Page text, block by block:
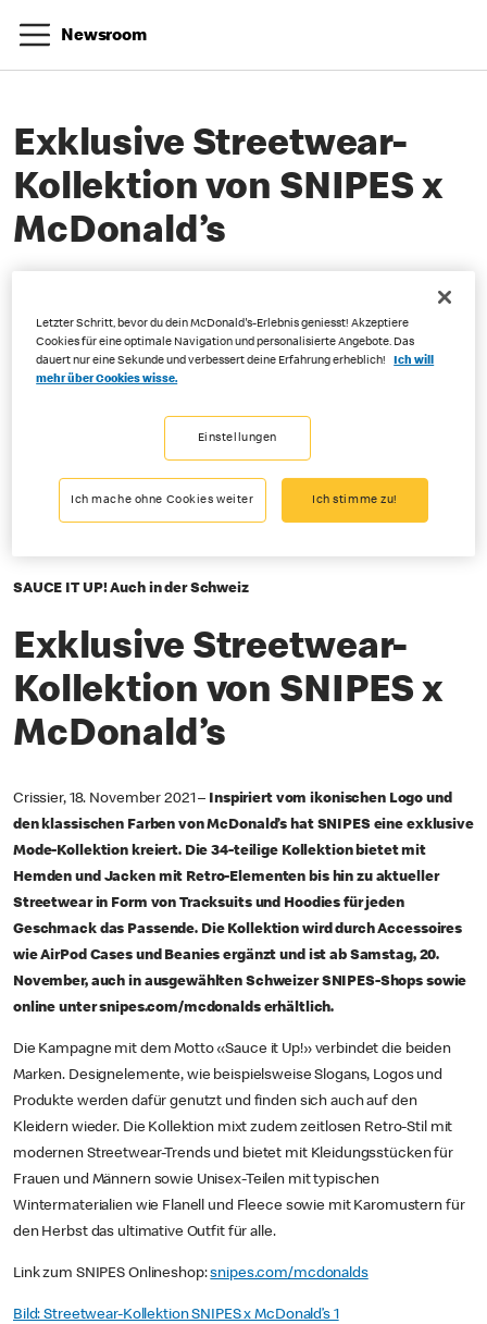
Newsroom
Exklusive Streetwear-
Kollektion von SNIPES x
McDonald’s
SAUCE IT UP! Auch in der Schweiz
Exklusive Streetwear-
Kollektion von SNIPES x
McDonald’s
Crissier, 18. November 2021 – Inspiriert vom ikonischen Logo und
den klassischen Farben von McDonald’s hat SNIPES eine exklusive
Mode-Kollektion kreiert. Die 34-teilige Kollektion bietet mit
Hemden und Jacken mit Retro-Elementen bis hin zu aktueller
Streetwear in Form von Tracksuits und Hoodies für jeden
Geschmack das Passende. Die Kollektion wird durch Accessoires
wie AirPod Cases und Beanies ergänzt und ist ab Samstag, 20.
November, auch in ausgewählten Schweizer SNIPES-Shops sowie
online unter snipes.com/mcdonalds erhältlich.
Die Kampagne mit dem Motto «Sauce it Up!» verbindet die beiden
Marken. Designelemente, wie beispielsweise Slogans, Logos und
Produkte werden dafür genutzt und finden sich auch auf den
Kleidern wieder. Die Kollektion mixt zudem zeitlosen Retro-Stil mit
modernen Streetwear-Trends und bietet mit Kleidungsstücken für
Frauen und Männern sowie Unisex-Teilen mit typischen
Wintermaterialien wie Flanell und Fleece sowie mit Karomustern für
den Herbst das ultimative Outfit für alle.
Link zum SNIPES Onlineshop:snipes.com/mcdonalds
Bild: Streetwear-Kollektion SNIPES x McDonald’s 1
Letzter Schritt, bevor du dein McDonald's-Erlebnis geniesst! Akzeptiere
Cookies für eine optimale Navigation und personalisierte Angebote. Das
dauert nur eine Sekunde und verbessert deine Erfahrung erheblich!
Ich will
mehr über Cookies wisse.
Einstellungen
Ich mache ohne Cookies weiter Ich stimme zu!